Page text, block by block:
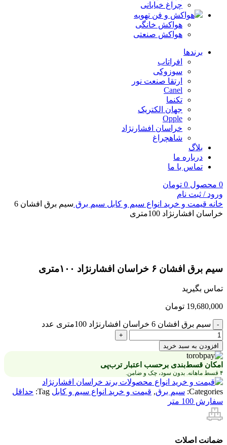
چراغ خیابانی
هواکش و فن تهویه
هواکش خانگی
هواکش صنعتی
برندها
افراتاب
سوزوکی
ارتقا صنعت نور
Canel
تکنما
جهان الکتریک
Opple
خراسان افشارنژاد
شاهچراغ
بلاگ
درباره ما
تماس با ما
0 محصول 0 تومان
ورود / ثبت نام
خانه قیمت و خرید انواع سیم و کابل سیم برق
سیم برق افشان 6
خراسان افشارنژاد 100متری
سیم برق افشان ۶ خراسان افشارنژاد ۱۰۰متری
تماس بگیرید
19,680,000 تومان
سیم برق افشان 6 خراسان افشارنژاد 100متری عدد
افزودن به سبد خرید
امکان قسط‌بندی برحسب اعتبار ترب‌پی
۴ قسط ماهانه. بدون سود، چک و ضامن.
Categories: سیم برق, قیمت و خرید انواع سیم و کابل Tag: حداقل
سفارش 100 متر
ضمانت اصلات